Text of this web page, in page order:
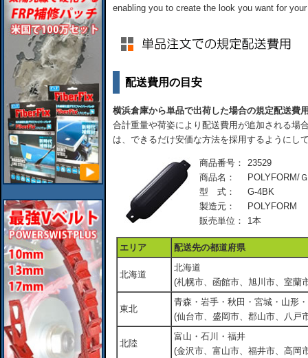
enabling you to create the look you want for
配送費用の目安
横浜倉庫から単品で出荷した場合の規定配送費
合計重量や荷姿により配送費用が追加される場
は、できるだけ安価な方法を採用するようにし
商品番号：
23529
商品名：
POLYFORM/
型 式：
G-4BK
製造元：
POLYFORM
販売単位：
1本
エリア 配送先の都道府県
北海道
北海道
(札幌市、函館市、旭川市、室蘭
東北
青森・岩手・秋田・宮城・山形
(仙台市、盛岡市、郡山市、八戸
北陸
富山・石川・福井
(金沢市、富山市、福井市、高岡